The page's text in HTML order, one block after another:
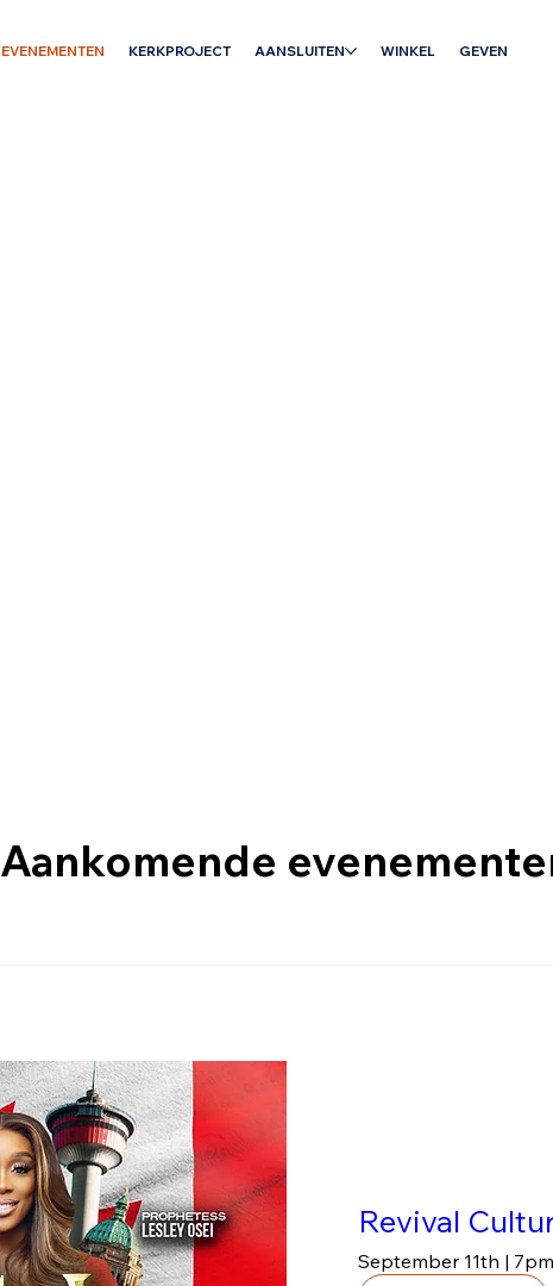
EVENEMENTEN KERKPROJECT AANSLUITEN WINKEL GEVEN
Aankomende
Revival
September 11th |